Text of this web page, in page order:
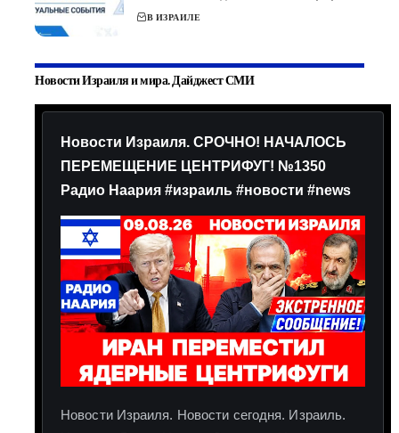
В ИЗРАИЛЕ
Новости Израиля и мира. Дайджест СМИ